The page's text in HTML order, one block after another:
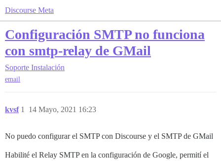
Discourse Meta
Configuración SMTP no funciona
con smtp-relay de GMail
Soporte Instalación
email
kvsf 14 Mayo, 2021 16:23
1
No puedo configurar el SMTP con Discourse y el SMTP de GMail
Habilité el Relay SMTP en la configuración de Google, permití el